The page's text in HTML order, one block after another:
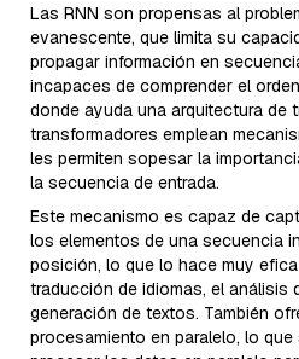
Las RNN son propensas al
evanescente, que limita su
propagar información en
incapaces de comprender el
donde ayuda una arquitectura de
transformadores emplean
les permiten sopesar la
la secuencia de entrada.
Este mecanismo es capaz de
los elementos de una secuencia
posición, lo que lo hace muy
traducción de idiomas, el análisis
generación de textos. También
procesamiento en paralelo, lo